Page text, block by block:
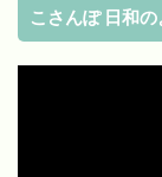
こさんぽ 日和